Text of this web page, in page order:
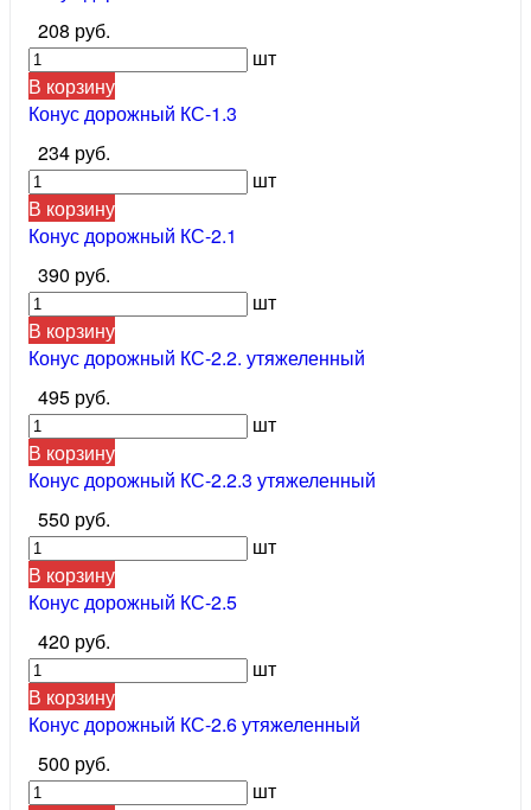
208 руб.
шт
В корзину
Конус дорожный КС-1.3
234 руб.
шт
В корзину
Конус дорожный КС-2.1
390 руб.
шт
В корзину
Конус дорожный КС-2.2. утяжеленный
495 руб.
шт
В корзину
Конус дорожный КС-2.2.3 утяжеленный
550 руб.
шт
В корзину
Конус дорожный КС-2.5
420 руб.
шт
В корзину
Конус дорожный КС-2.6 утяжеленный
500 руб.
шт